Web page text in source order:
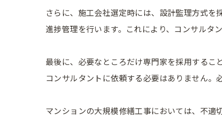
さらに、施工会社選定時には、設計監理方式
進捗管理を行います。これにより、コンサルタ
最後に、必要なところだけ専門家を採用するこ
コンサルタントに依頼する必要はありません。
マンションの大規模修繕工事においては、不